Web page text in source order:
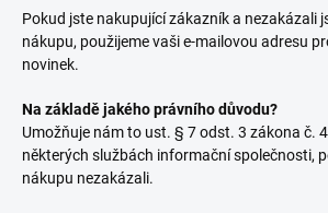
Pokud jste nakupující zákazník a nezakázali
nákupu, použijeme vaši e-mailovou adresu
novinek.
Na základě jakého právního důvodu?
Umožňuje nám to ust. § 7 odst. 3 zákona č.
některých službách informační společnosti,
nákupu nezakázali.